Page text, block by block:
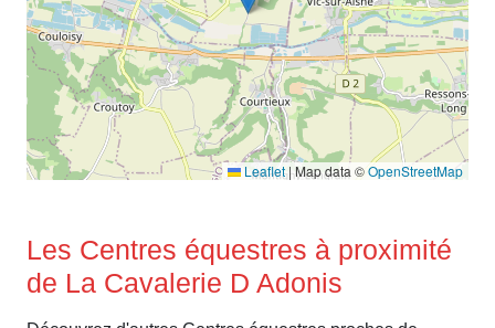
Leaflet |Map data ©OpenStreetMap
Les Centres équestres à proximité
de La Cavalerie D Adonis